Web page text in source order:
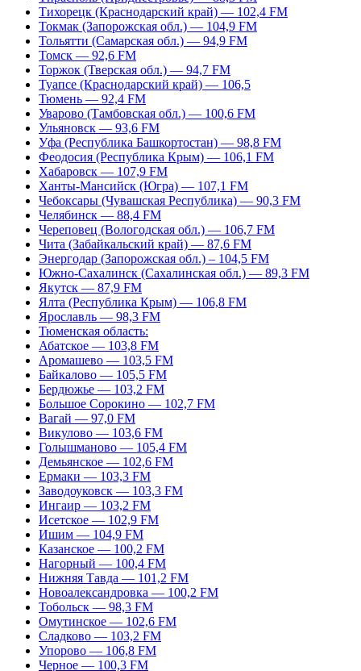
Тихорецк (Краснодарский край) — 102,4 FM
Токмак (Запорожская обл.) — 104,9 FM
Тольятти (Самарская обл.) — 94,9 FM
Томск — 92,6 FM
Торжок (Тверская обл.) — 94,7 FM
Туапсе (Краснодарский край) — 106,5
Тюмень — 92,4 FM
Уварово (Тамбовская обл.) — 100,6 FM
Ульяновск — 93,6 FM
Уфа (Республика Башкортостан) — 98,8 FM
Феодосия (Республика Крым) — 106,1 FM
Хабаровск — 107,9 FM
Ханты-Мансийск (Югра) — 107,1 FM
Чебоксары (Чувашская Республика) — 90,3 FM
Челябинск — 88,4 FM
Череповец (Вологодская обл.) — 106,7 FM
Чита (Забайкальский край) — 87,6 FM
Энергодар (Запорожская обл.) – 104,5 FM
Южно-Сахалинск (Сахалинская обл.) — 89,3 FM
Якутск — 87,9 FM
Ялта (Республика Крым) — 106,8 FM
Ярославль — 98,3 FM
Тюменская область:
Абатское — 103,8 FM
Аромашево — 103,5 FM
Байкалово — 105,5 FM
Бердюжье — 103,2 FM
Большое Сорокино — 102,7 FM
Вагай — 97,0 FM
Викулово — 103,6 FM
Голышманово — 105,4 FM
Демьянское — 102,6 FM
Ермаки — 103,3 FM
Заводоуковск — 103,3 FM
Ингаир — 103,2 FM
Исетское — 102,9 FM
Ишим — 104,9 FM
Казанское — 100,2 FM
Нагорный — 100,4 FM
Нижняя Тавда — 101,2 FM
Новоалександровка — 100,2 FM
Тобольск — 98,3 FM
Омутинское — 102,6 FM
Сладково — 103,2 FM
Упорово — 106,8 FM
Черное — 100,3 FM